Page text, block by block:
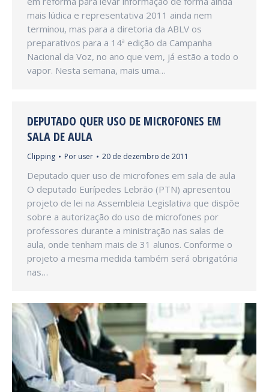
mais lúdica e representativa 2011 ainda nem
terminou, mas para a diretoria da ABLV os
preparativos para a 14ª edição da Campanha
Nacional da Voz, no ano que vem, já estão a todo o
vapor. Nesta semana, mais uma…
DEPUTADO QUER USO DE MICROFONES EM
SALA DE AULA
Clipping Por user 20 de dezembro de 2011
Deputado quer uso de microfones em sala de aula
O deputado Eurípedes Lebrão (PTN) apresentou
projeto de lei na Assembleia Legislativa que dispõe
sobre a autorização do uso de microfones por
professores durante a ministração nas salas de
aula, onde tenham mais de 31 alunos. Conforme o
projeto a mesma medida também será obrigatória
nas…